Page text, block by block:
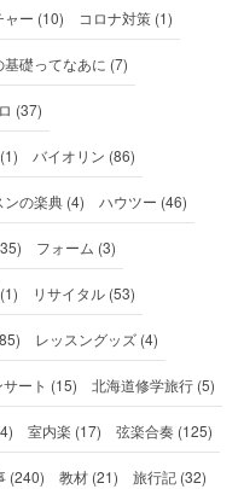
ャー (10) コロナ対策 (1)
礎ってなあに (7)
(37)
バイオリン (86)
の楽典 (4) ハウツー (46)
フォーム (3)
リサイタル (53)
レッスングッズ (4)
ート (15) 北海道修学旅行 (5)
室内楽 (17) 弦楽合奏 (125)
(240) 教材 (21) 旅行記 (32)